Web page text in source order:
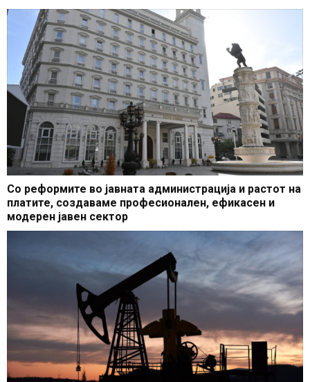
Со реформите во јавната администрација и растот на
платите, создаваме професионален, ефикасен и
модерен јавен сектор